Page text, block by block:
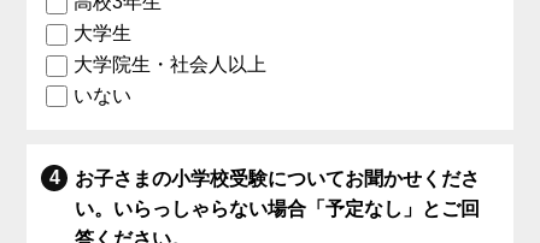
大学生
大学院生・社会人以上
いない
お子さまの小学校受験についてお聞かせくださ
い。いらっしゃらない場合「予定なし」とご回